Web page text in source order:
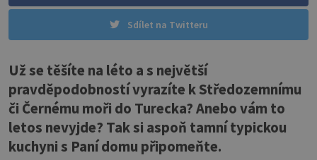
Sdílet na Twitteru
Už se těšíte na léto a s největší
pravděpodobností vyrazíte k Středozemnímu
či Černému moři do Turecka? Anebo vám to
letos nevyjde? Tak si aspoň tamní typickou
kuchyni s Paní domu připomeňte.